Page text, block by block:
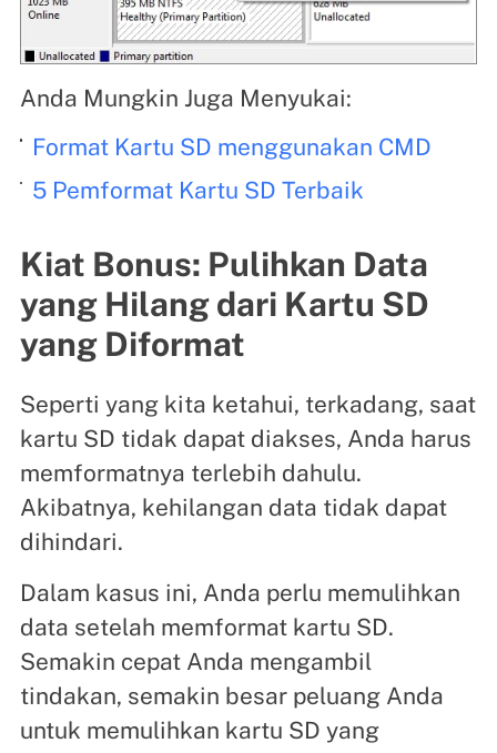
Anda Mungkin Juga Menyukai:
Format Kartu SD menggunakan CMD
5 Pemformat Kartu SD Terbaik
Kiat Bonus: Pulihkan Data
yang Hilang dari Kartu SD
yang Diformat
Seperti yang kita ketahui, terkadang, saat
kartu SD tidak dapat diakses, Anda harus
memformatnya terlebih dahulu.
Akibatnya, kehilangan data tidak dapat
dihindari.
Dalam kasus ini, Anda perlu memulihkan
data setelah memformat kartu SD.
Semakin cepat Anda mengambil
tindakan, semakin besar peluang Anda
untuk memulihkan kartu SD yang